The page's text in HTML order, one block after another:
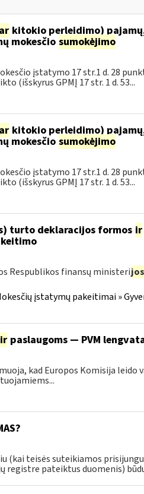
arkitokio perleidimo)
mokesčio sumokėjimo
įstatymo 17 str.1 d. 28
(išskyrus GPMĮ 17 str. 1 d. 53...
arkitokio perleidimo)
mokesčio sumokėjimo
įstatymo 17 str.1 d. 28
(išskyrus GPMĮ 17 str. 1 d. 53...
turto deklaracijos formos ir
Respublikos finansų ministerijos
įstatymų pakeitimai »
irpaslaugoms — PVM
kad Europos Komisija
(kai teisės suteikiamos
registre pateiktus duomenis)